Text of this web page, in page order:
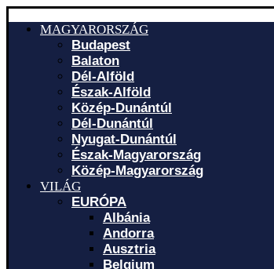
MAGYARORSZÁG
Budapest
Balaton
Dél-Alföld
Észak-Alföld
Közép-Dunántúl
Dél-Dunántúl
Nyugat-Dunántúl
Észak-Magyarország
Közép-Magyarország
VILÁG
EURÓPA
Albánia
Andorra
Ausztria
Belgium